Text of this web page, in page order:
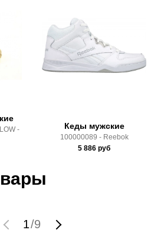
ознакомиться с
-
Кеды мужские
100000089 - Reebok
5 886 руб
1/9